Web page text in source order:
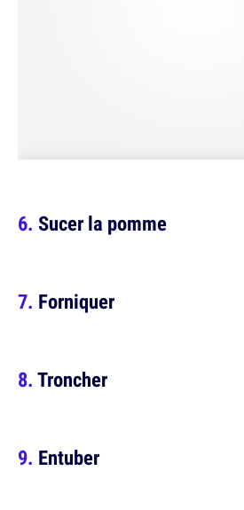
Sucer la pomme
Forniquer
Troncher
Entuber